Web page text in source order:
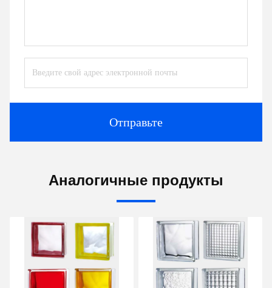
Отправьте
Аналогичные продукты